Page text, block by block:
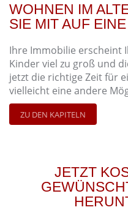
WOHNEN IM
SIE MIT AUF
Ihre Immobilie erscheint
Kinder viel zu groß und
jetzt die richtige Zeit für
vielleicht eine andere
ZU DEN KAPITELN
JETZT